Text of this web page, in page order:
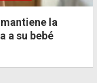
la
a su bebé